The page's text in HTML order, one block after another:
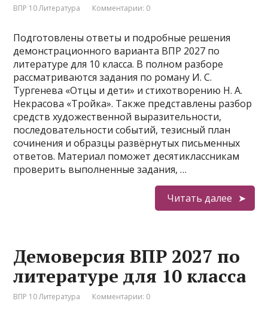
ВПР 10 Литература Комментарии: 0
Подготовлены ответы и подробные решения
демонстрационного варианта ВПР 2027 по
литературе для 10 класса. В полном разборе
рассматриваются задания по роману И. С.
Тургенева «Отцы и дети» и стихотворению Н. А.
Некрасова «Тройка». Также представлены разбор
средств художественной выразительности,
последовательности событий, тезисный план
сочинения и образцы развёрнутых письменных
ответов. Материал поможет десятиклассникам
проверить выполненные задания, …
Читать далее
Демоверсия ВПР 2027 по
литературе для 10 класса
ВПР 10 Литература Комментарии: 0